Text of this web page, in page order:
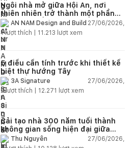
Ngôi nhà mở giữa Hội An, nơi
thiên nhiên trở thành một phần
của cuộc sống
AN NAM Design and Build 27/06/2026,
1lượt thích | 11.213 lượt xem
5 điều cần tính trước khi thiết kế
biệt thự hướng Tây
3A Signature
27/06/2026,
2lượt thích | 12.271 lượt xem
Cải tạo nhà 300 năm tuổi thành
không gian sống hiện đại giữa
thiên nhiên
Thu Nguyễn
27/06/2026,